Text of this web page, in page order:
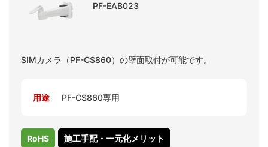
PF-EAB023
SIMカメラ（PF-CS860）の壁面取付が可能です。
用途 PF-CS860専用
RoHS 施工手配・一元化メリット